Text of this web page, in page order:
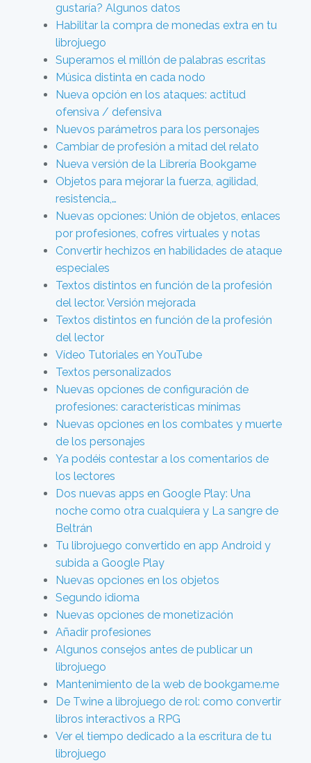
gustaría? Algunos datos
Habilitar la compra de monedas extra en tu
librojuego
Superamos el millón de palabras escritas
Música distinta en cada nodo
Nueva opción en los ataques: actitud
ofensiva / defensiva
Nuevos parámetros para los personajes
Cambiar de profesión a mitad del relato
Nueva versión de la Librería Bookgame
Objetos para mejorar la fuerza, agilidad,
resistencia,…
Nuevas opciones: Unión de objetos, enlaces
por profesiones, cofres virtuales y notas
Convertir hechizos en habilidades de ataque
especiales
Textos distintos en función de la profesión
del lector. Versión mejorada
Textos distintos en función de la profesión
del lector
Vídeo Tutoriales en YouTube
Textos personalizados
Nuevas opciones de configuración de
profesiones: características mínimas
Nuevas opciones en los combates y muerte
de los personajes
Ya podéis contestar a los comentarios de
los lectores
Dos nuevas apps en Google Play: Una
noche como otra cualquiera y La sangre de
Beltrán
Tu librojuego convertido en app Android y
subida a Google Play
Nuevas opciones en los objetos
Segundo idioma
Nuevas opciones de monetización
Añadir profesiones
Algunos consejos antes de publicar un
librojuego
Mantenimiento de la web de bookgame.me
De Twine a librojuego de rol: como convertir
libros interactivos a RPG
Ver el tiempo dedicado a la escritura de tu
librojuego